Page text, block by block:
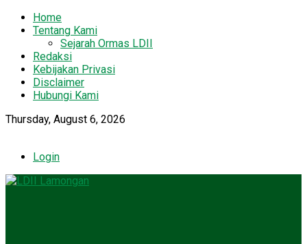
Home
Tentang Kami
Sejarah Ormas LDII
Redaksi
Kebijakan Privasi
Disclaimer
Hubungi Kami
Thursday, August 6, 2026
Login